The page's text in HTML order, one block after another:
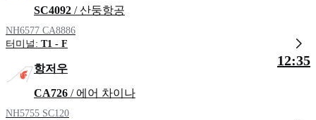
SC4092 / 산둥항공
NH6577 CA8886
터미널: T1 - F
항저우
CA726 / 에어 차이나
NH5755 SC120
12:35